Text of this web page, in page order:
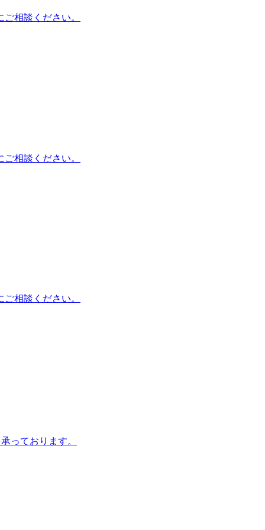
相談ください。
相談ください。
相談ください。
っております。